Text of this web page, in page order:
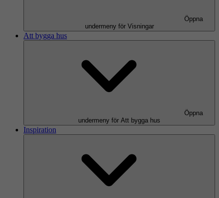
Öppna
undermeny för Visningar
Att bygga hus
Öppna
undermeny för Att bygga hus
Inspiration